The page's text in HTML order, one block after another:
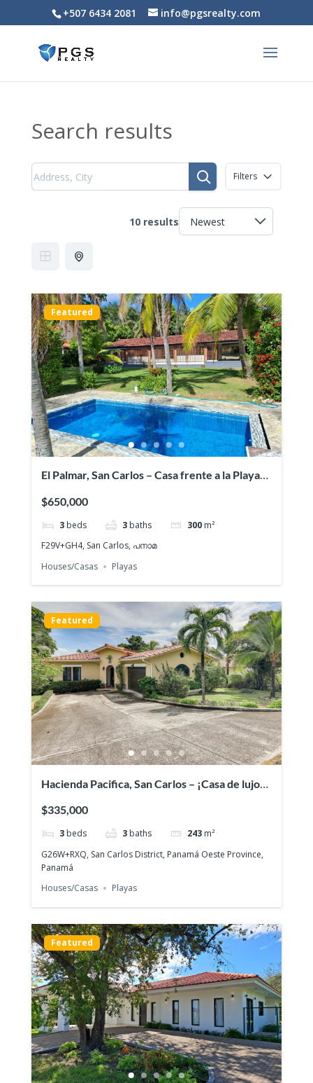
+507 6434 2081 info@pgsrealty.com
Search results
Filters
10 results
Featured
El Palmar, San Carlos – Casa frente a la Playa
$650,000
3 beds 3 baths 300 m²
F29V+GH4, San Carlos, പനാമ
Houses/Casas
Playas
Featured
Hacienda Pacifica, San Carlos – ¡Casa de lujo
$335,000
3 beds 3 baths 243 m²
G26W+RXQ, San Carlos District, Panamá Oeste Province,
Panamá
Houses/Casas
Playas
Featured